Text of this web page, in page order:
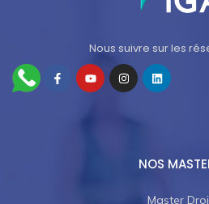
Nous suivre sur les
NOS
Master